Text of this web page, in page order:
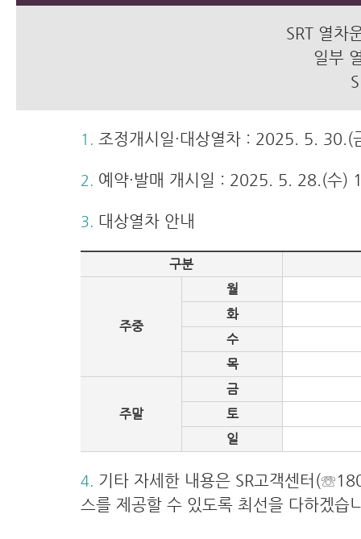
SRT 열차
일부
1. 조정개시일·대상열차 : 2025. 5. 30.(
2. 예약·발매 개시일 : 2025. 5. 28.(수)
3. 대상열차 안내
구분
주중
월
화
수
목
주말
금
토
일
4.
기타 자세한 내용은 SR고객센터
스를 제공할 수 있도록 최선을 다하겠습